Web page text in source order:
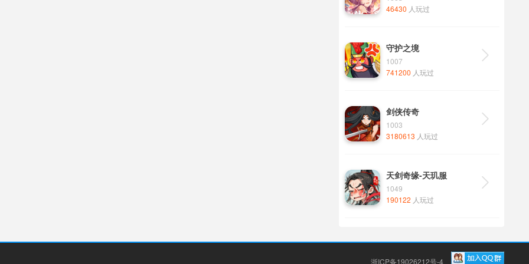
46430 人玩过

守护之境
1007
741200 人玩过

剑侠传奇
1003
3180613 人玩过

天剑奇缘-天玑服
1049
190122 人玩过
浙ICP备19026212号-4